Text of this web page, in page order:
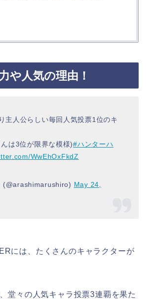
や人気の理由！
主人公らしい毎回人気投票1位のキ
は3位が限界な模様)#ハンターハ
WwEhOxFkdZ
May 24,
には、たくさんのキャラクターが
堂々の 人気キャラ投票3連覇 を果た